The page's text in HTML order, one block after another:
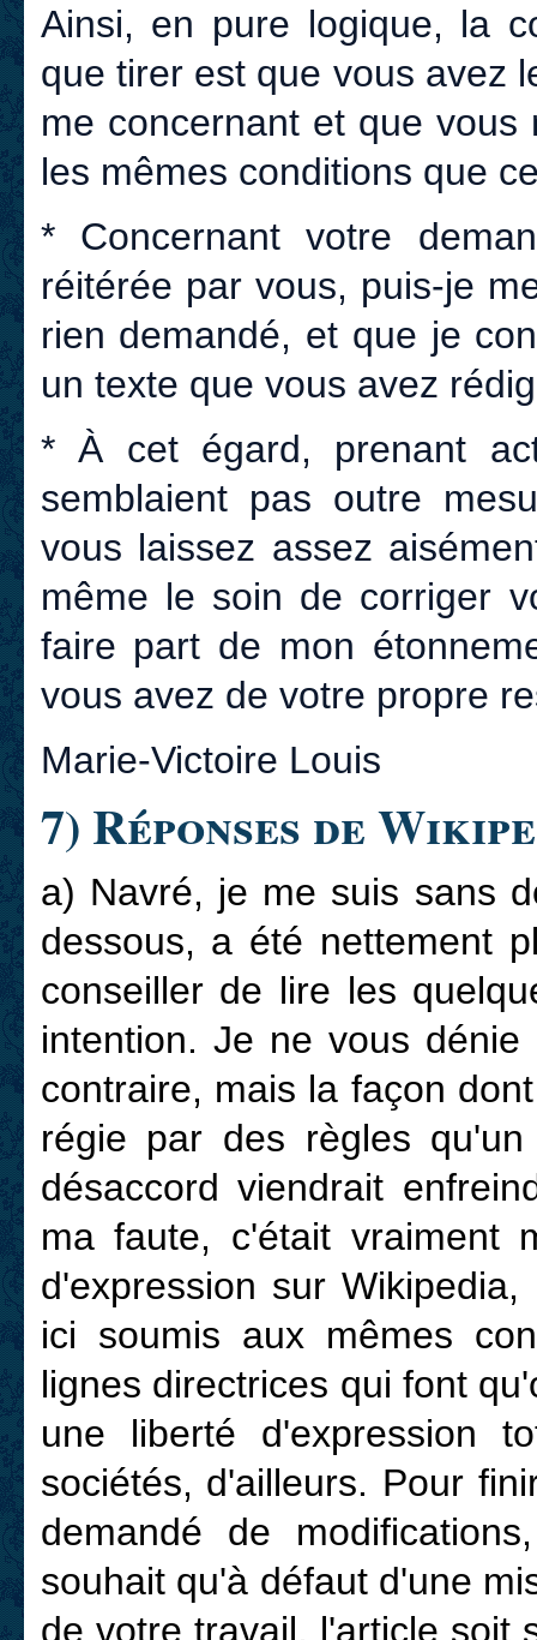
Ainsi, en pure logique, la
que tirer est que vous avez
me concernant et que
les mêmes conditions que
* Concernant votre
réitérée par vous, puis-je
rien demandé, et que je
un texte que vous avez
* À cet égard, prenant
semblaient pas outre
vous laissez assez
même le soin de corriger
faire part de mon
vous avez de votre propre
Marie-Victoire Louis
7) Réponses de
a) Navré, je me suis sans
dessous, a été nettement
conseiller de lire les
intention. Je ne vous
contraire, mais la façon
régie par des règles
désaccord viendrait
ma faute, c'était vraiment
d'expression sur
ici soumis aux mêmes
lignes directrices qui font
une liberté d'expression
sociétés, d'ailleurs. Pour
demandé de
souhait qu'à défaut d'une
de votre travail, l'article soit